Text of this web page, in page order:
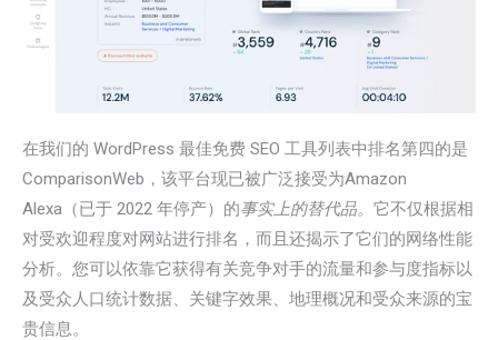
在我们的 WordPress 最佳免费 SEO 工具列表中排名第四的是
ComparisonWeb，该平台现已被广泛接受为Amazon
Alexa（已于 2022 年停产）的事实上的替代品。 它不仅根据相
对受欢迎程度对网站进行排名，而且还揭示了它们的网络性能
分析。您可以依靠它获得有关竞争对手的流量和参与度指标以
及受众人口统计数据、关键字效果、地理概况和受众来源的宝
贵信息。